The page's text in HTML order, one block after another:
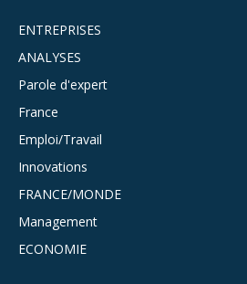
ENTREPRISES
ANALYSES
Parole d'expert
France
Emploi/Travail
Innovations
FRANCE/MONDE
Management
ECONOMIE